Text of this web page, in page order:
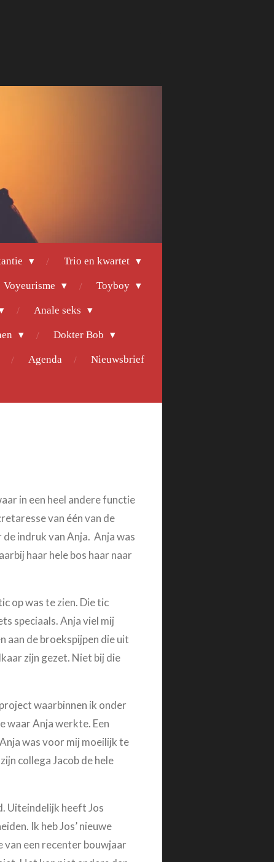
Trio en kwartet
Voyeurisme Toyboy
Anale seks
Dokter Bob
Agenda Nieuwsbrief
in een heel andere functie
van één van de
indruk van Anja. Anja was
haar hele bos haar naar
op was te zien. Die tic
speciaals. Anja viel mij
aan de broekspijpen die uit
zijn gezet. Niet bij die
waarbinnen ik onder
waar Anja werkte. Een
was voor mij moeilijk te
collega Jacob de hele
Uiteindelijk heeft Jos
Ik heb Jos’ nieuwe
van een recenter bouwjaar